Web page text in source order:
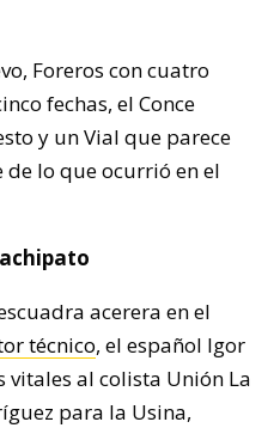
Foreros con cuatro
fechas, el Conce
y un Vial que parece
lo que ocurrió en el
acerera en el
técnico, el español Igor
vitales al colista Unión La
para la Usina,